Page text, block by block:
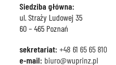
Siedziba główna:
ul. Straży Ludowej 35
60 – 465 Poznań
sekretariat: +48 61 65 65 810
e-mail: biuro@wuprinz.pl